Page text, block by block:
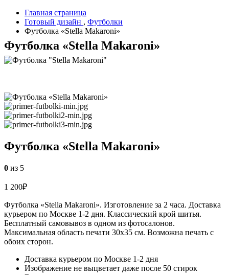
Главная страница
Готовый дизайн , Футболки
Футболка «Stella Makaroni»
Футболка «Stella Makaroni»
Футболка «Stella Makaroni»
0 из 5
1 200₽
Футболка «Stella Makaroni». Изготовление за 2 часа. Доставка
курьером по Москве 1-2 дня. Классический крой шитья.
Бесплатный самовывоз в одном из фотосалонов.
Максимальная область печати 30х35 см. Возможна печать с
обоих сторон.
Доставка курьером по Москве 1-2 дня
Изображение не выцветает даже после 50 стирок